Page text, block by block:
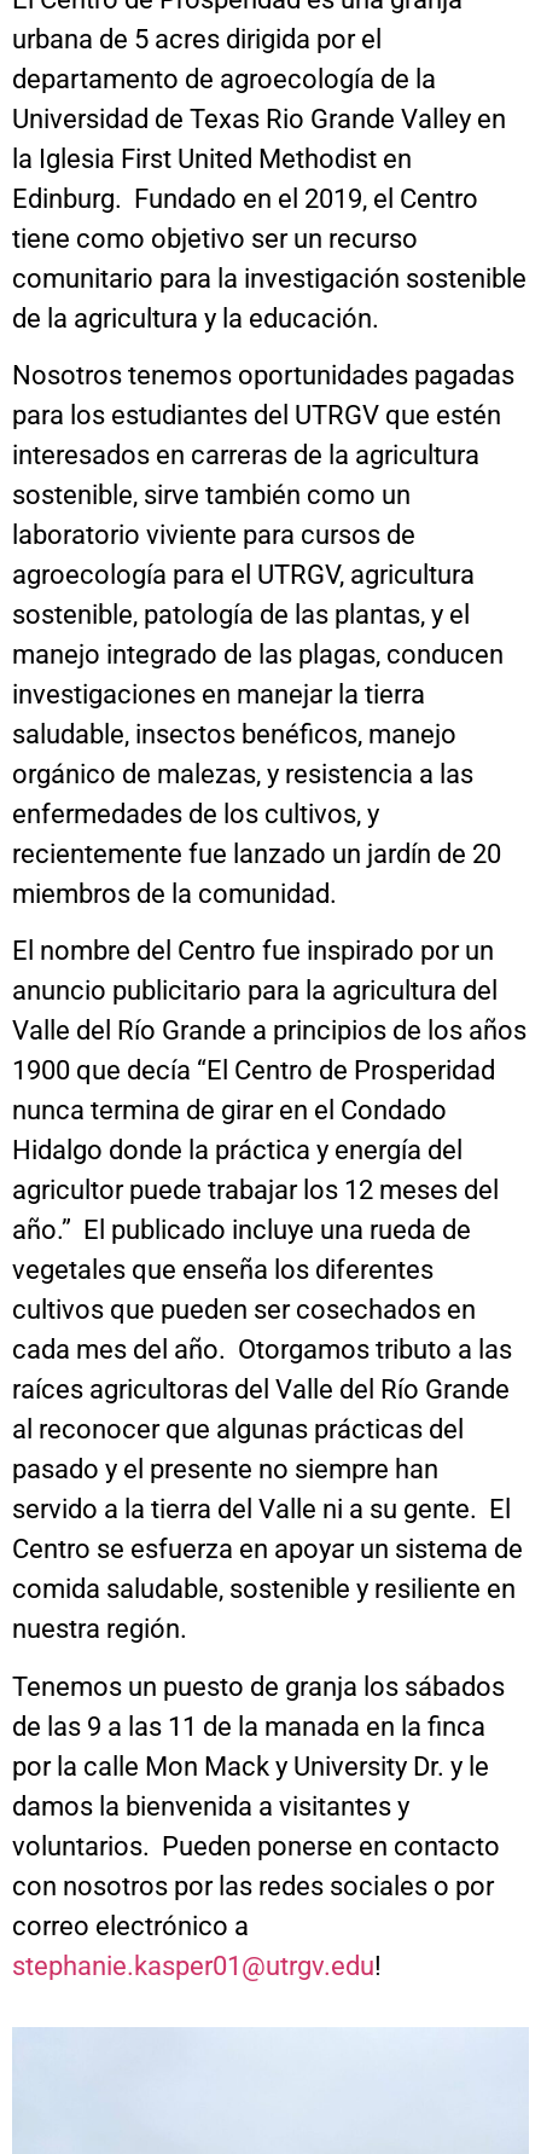
urbana de 5 acres dirigida por el
departamento de agroecología de la
Universidad de Texas Rio Grande Valley en
la Iglesia First United Methodist en
Edinburg. Fundado en el 2019, el Centro
tiene como objetivo ser un recurso
comunitario para la investigación sostenible
de la agricultura y la educación.
Nosotros tenemos oportunidades pagadas
para los estudiantes del UTRGV que estén
interesados en carreras de la agricultura
sostenible, sirve también como un
laboratorio viviente para cursos de
agroecología para el UTRGV, agricultura
sostenible, patología de las plantas, y el
manejo integrado de las plagas, conducen
investigaciones en manejar la tierra
saludable, insectos benéficos, manejo
orgánico de malezas, y resistencia a las
enfermedades de los cultivos, y
recientemente fue lanzado un jardín de 20
miembros de la comunidad.
El nombre del Centro fue inspirado por un
anuncio publicitario para la agricultura del
Valle del Río Grande a principios de los años
1900 que decía “El Centro de Prosperidad
nunca termina de girar en el Condado
Hidalgo donde la práctica y energía del
agricultor puede trabajar los 12 meses del
año.” El publicado incluye una rueda de
vegetales que enseña los diferentes
cultivos que pueden ser cosechados en
cada mes del año. Otorgamos tributo a las
raíces agricultoras del Valle del Río Grande
al reconocer que algunas prácticas del
pasado y el presente no siempre han
servido a la tierra del Valle ni a su gente. El
Centro se esfuerza en apoyar un sistema de
comida saludable, sostenible y resiliente en
nuestra región.
Tenemos un puesto de granja los sábados
de las 9 a las 11 de la manada en la finca
por la calle Mon Mack y University Dr. y le
damos la bienvenida a visitantes y
voluntarios. Pueden ponerse en contacto
con nosotros por las redes sociales o por
correo electrónico a
stephanie.kasper01@utrgv.edu!